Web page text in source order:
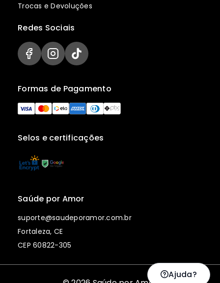
Trocas e Devoluções
Selos e certificações
Formas de Pagamento
Redes Sociais
Saúde por Amor
suporte@saudeporamor.com.br
Fortaleza, CE
CEP 60822-305
Ajuda?